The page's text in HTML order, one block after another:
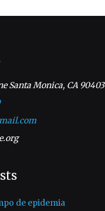
Santa Monica, CA 90403
de epidemia